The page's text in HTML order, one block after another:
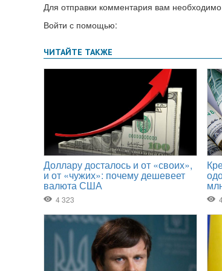
Для отправки комментария вам необходимо
Войти с помощью: